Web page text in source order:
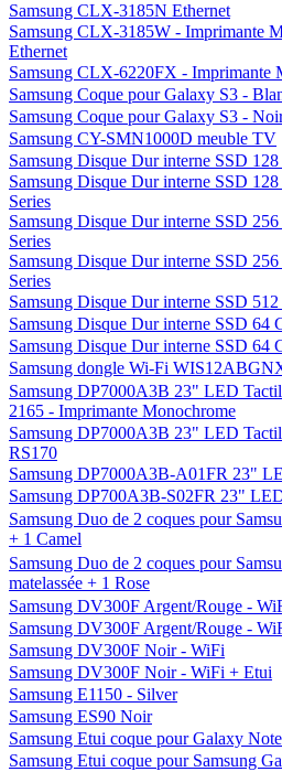
Samsung CLX-3185N Ethernet
Samsung CLX-3185W - Imprimante
Ethernet
Samsung CLX-6220FX - Imprimante
Samsung Coque pour Galaxy S3 -
Samsung Coque pour Galaxy S3 -
Samsung CY-SMN1000D meuble TV
Samsung Disque Dur interne SSD
Samsung Disque Dur interne SSD
Series
Samsung Disque Dur interne SSD
Series
Samsung Disque Dur interne SSD
Series
Samsung Disque Dur interne SSD
Samsung Disque Dur interne SSD 64
Samsung Disque Dur interne SSD 64
Samsung dongle Wi-Fi
Samsung DP7000A3B 23" LED
2165 - Imprimante Monochrome
Samsung DP7000A3B 23" LED
RS170
Samsung DP7000A3B-A01FR 23"
Samsung DP700A3B-S02FR 23"
Samsung Duo de 2 coques pour
+ 1 Camel
Samsung Duo de 2 coques pour
matelassée + 1 Rose
Samsung DV300F Argent/Rouge -
Samsung DV300F Argent/Rouge -
Samsung DV300F Noir - WiFi
Samsung DV300F Noir - WiFi + Etui
Samsung E1150 - Silver
Samsung ES90 Noir
Samsung Etui coque pour Galaxy
Samsung Etui coque pour Samsung